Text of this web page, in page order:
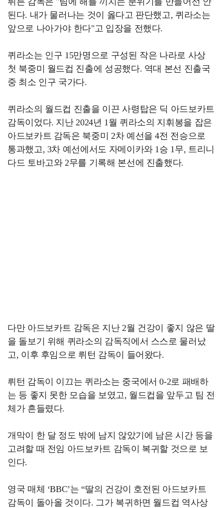
된다. 내가 물러나는 것이 옳다고 판단했고, 퀴라소는
앞으로 나아가야 한다"고 입장을 전했다.
퀴라소는 인구 15만명으로 구성된 작은 나라로 사상
첫 북중미 월드컵 진출에 성공했다. 역대 본선 진출국
중 최소 인구 국가다.
퀴라소의 월드컵 진출을 이끈 사령탑은 딕 아드보카트
감독이었다. 지난 2024년 1월 퀴라소의 지휘봉을 잡은
아드보카트 감독은 북중미 2차 예선을 4전 전승으로
통과했고, 3차 예선에서도 자메이카와 1승 1무, 트리니
다드 토바고와 2무를 기록해 본선에 진출했다.
다만 아드보카트 감독은 지난 2월 건강이 좋지 않은 딸
을 돌보기 위해 퀴라소의 감독직에서 스스로 물러났
고, 이후 후임으로 뤼턴 감독이 들어왔다.
뤼턴 감독이 이끄는 퀴라소는 중국에서 0-2로 패배하
는 등 좋지 못한 모습을 보였고, 월드컵을 앞두고 팀 전
체가 흔들렸다.
개막이 한 달 정도 밖에 남지 않았기에 남은 시간 등을
고려할 때 전임 아드보카트 감독이 복귀할 것으로 보
인다.
영국 매체 ‘BBC’는 “딸의 건강이 호전된 아드보카트
감독이 돌아올 것이다. 그가 복귀하면 월드컵 역사상